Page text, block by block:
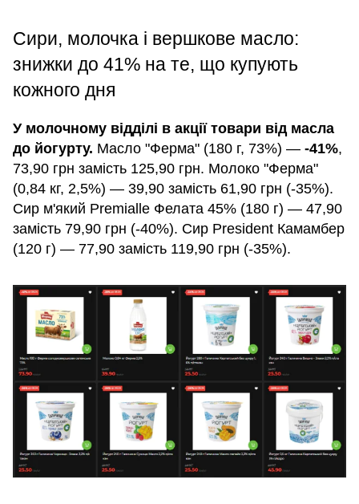
Сири, молочка і вершкове масло:
знижки до 41% на те, що купують
кожного дня
У молочному відділі в акції товари від масла
до йогурту. Масло "Ферма" (180 г, 73%) — -41%,
73,90 грн замість 125,90 грн. Молоко "Ферма"
(0,84 кг, 2,5%) — 39,90 замість 61,90 грн (-35%).
Сир м'який Premialle Фелата 45% (180 г) — 47,90
замість 79,90 грн (-40%). Сир President Камамбер
(120 г) — 77,90 замість 119,90 грн (-35%).